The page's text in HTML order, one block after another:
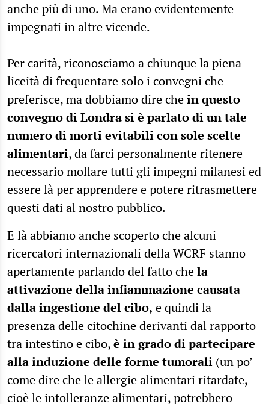
anche più di uno. Ma erano evidentemente
impegnati in altre vicende.
Per carità, riconosciamo a chiunque la piena
liceità di frequentare solo i convegni che
preferisce, ma dobbiamo dire chein questo
convegno di Londra si è parlato di un tale
numero di morti evitabili con sole scelte
alimentari, da farci personalmente ritenere
necessario mollare tutti gli impegni milanesi ed
essere là per apprendere e potere ritrasmettere
questi dati al nostro pubblico.
E là abbiamo anche scoperto che alcuni
ricercatori internazionali della WCRF stanno
apertamente parlando del fatto chela
attivazione della infiammazione causata
dalla ingestione del cibo, e quindi la
presenza delle citochine derivanti dal rapporto
tra intestino e cibo,è in grado di partecipare
alla induzione delle forme tumorali (un po’
come dire che le allergie alimentari ritardate,
cioè le intolleranze alimentari, potrebbero